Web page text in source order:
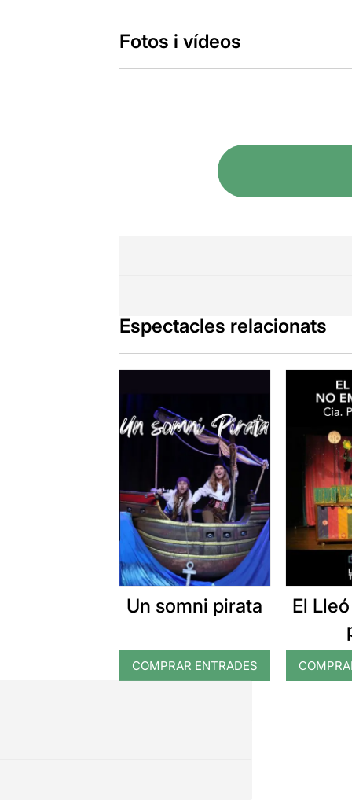
Fotos i vídeos
Espectacles relacionats
Un somni pirata
COMPRAR ENTRADES
El